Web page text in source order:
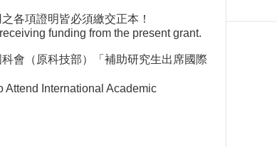
各項證明皆必須繳交正本！
funding from the present grant.
會（原科技部）「補助研究生出席國際
International Academic